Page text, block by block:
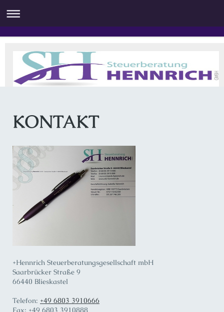
KONTAKT
+Hennrich Steuerberatungsgesellschaft mbH
Saarbrücker Straße 9
66440 Blieskastel
Telefon: +49 6803 3910666
Fax: +49 6803 3910888